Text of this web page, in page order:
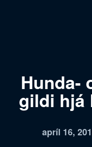
Hunda-
gildi hjá
apríl 16,